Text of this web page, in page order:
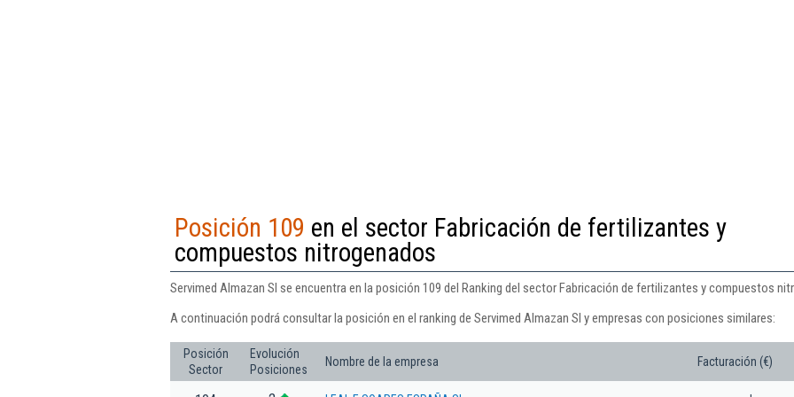
Posición 109 en el sector Fabricación de fertilizantes y
compuestos nitrogenados
Servimed Almazan Sl se encuentra en la posición 109 del Ranking del sector Fabricación de fertilizantes y compuestos
A continuación podrá consultar la posición en el ranking de Servimed Almazan Sl y empresas con posiciones similares:
Posición
Sector
Evolución
Posiciones
Nombre de la empresa Facturación (€)